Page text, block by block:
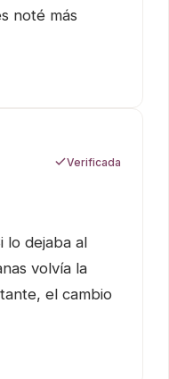
noté más
Verificada
lo dejaba al
volvía la
el cambio